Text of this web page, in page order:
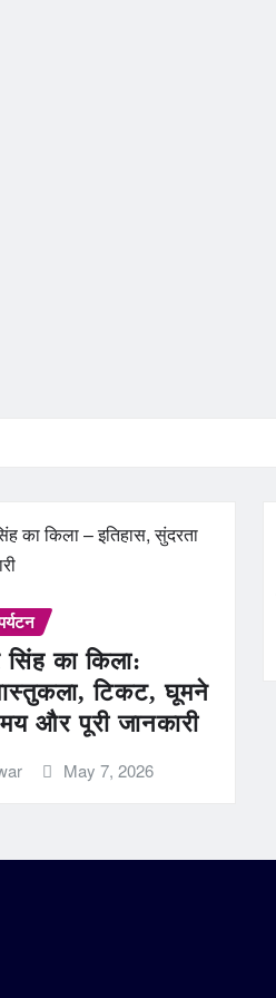
सिंह का किला:
टिकट, घूमने
और पूरी जानकारी
May 7, 2026